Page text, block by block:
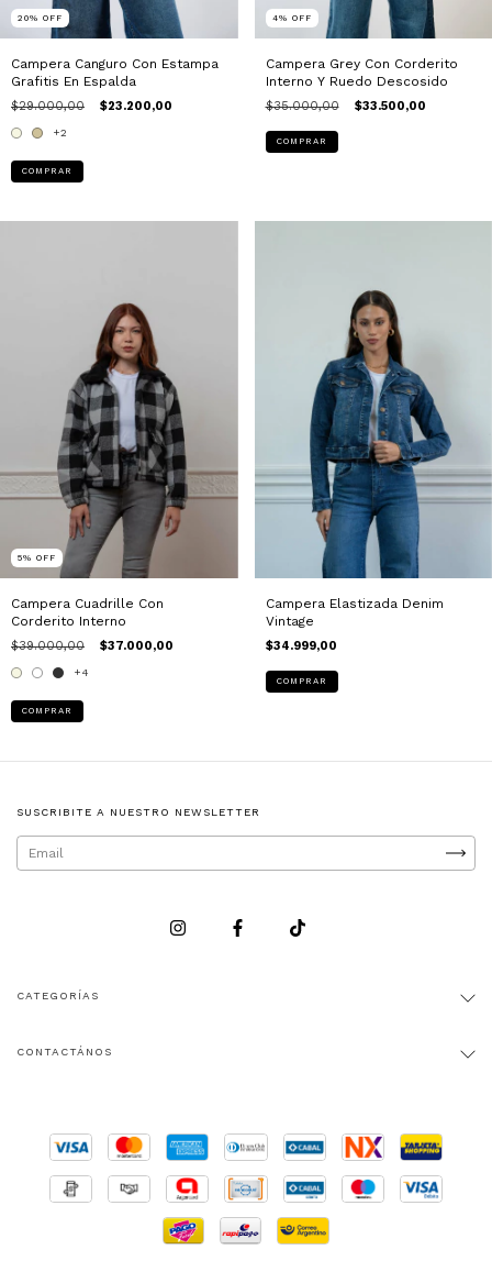
20% OFF
Campera Canguro Con Estampa
Grafitis En Espalda
$29.000,00 $23.200,00
+2
COMPRAR
4% OFF
Campera Grey Con Corderito
Interno Y Ruedo Descosido
$35.000,00 $33.500,00
COMPRAR
5% OFF
Campera Cuadrille Con
Corderito Interno
$39.000,00 $37.000,00
+4
COMPRAR
Campera Elastizada Denim
Vintage
$34.999,00
COMPRAR
SUSCRIBITE A NUESTRO NEWSLETTER
CATEGORÍAS
CONTACTÁNOS